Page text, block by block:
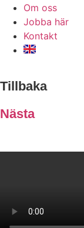
Om oss
Jobba här
Kontakt
Tillbaka
Nästa